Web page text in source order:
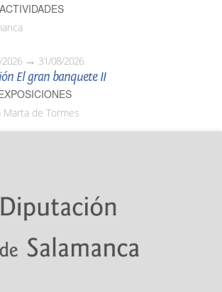
31/08/2026
El gran banquete II
Marta de Tormes